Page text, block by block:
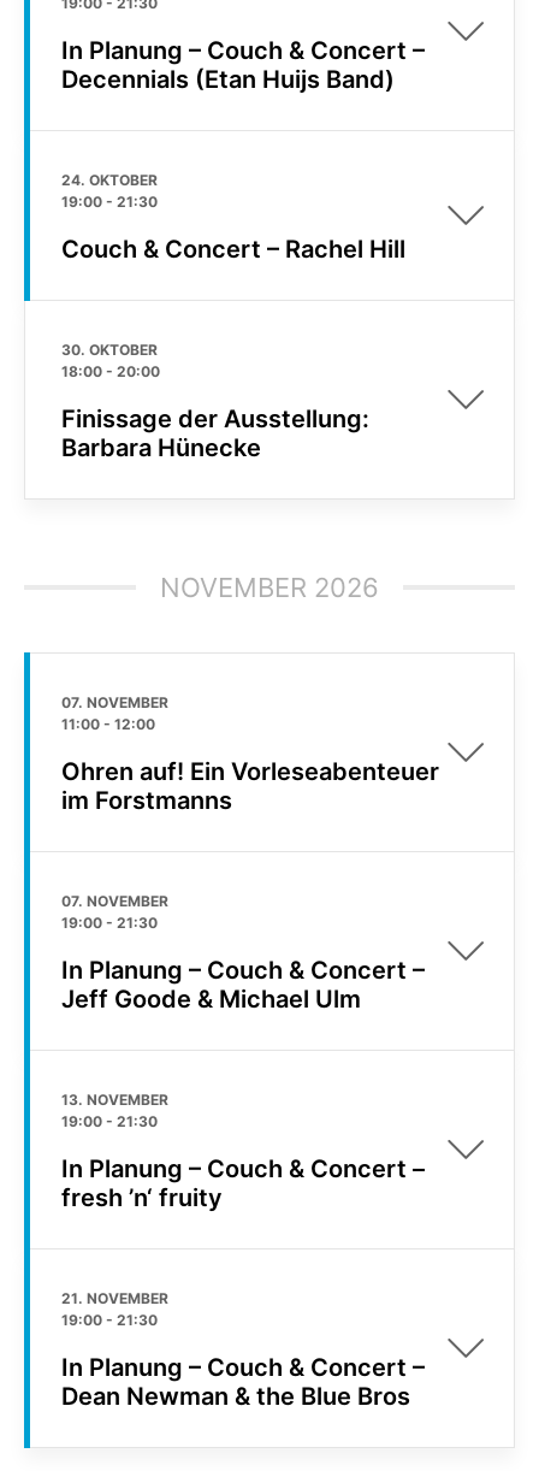
In Planung – Couch & Concert –
Decennials (Etan Huijs Band)
24. OKTOBER
19:00 - 21:30
Couch & Concert – Rachel Hill
30. OKTOBER
18:00 - 20:00
Finissage der Ausstellung:
Barbara Hünecke
NOVEMBER 2026
07. NOVEMBER
11:00 - 12:00
Ohren auf! Ein Vorleseabenteuer
im Forstmanns
07. NOVEMBER
19:00 - 21:30
In Planung – Couch & Concert –
Jeff Goode & Michael Ulm
13. NOVEMBER
19:00 - 21:30
In Planung – Couch & Concert –
fresh ’n‘ fruity
21. NOVEMBER
19:00 - 21:30
In Planung – Couch & Concert –
Dean Newman & the Blue Bros